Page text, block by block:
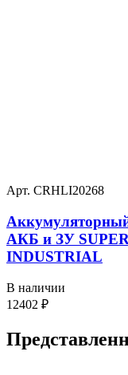
Арт. CRHLI20268
АКБ и ЗУ
INDUSTRIAL
В наличии
12402 ₽